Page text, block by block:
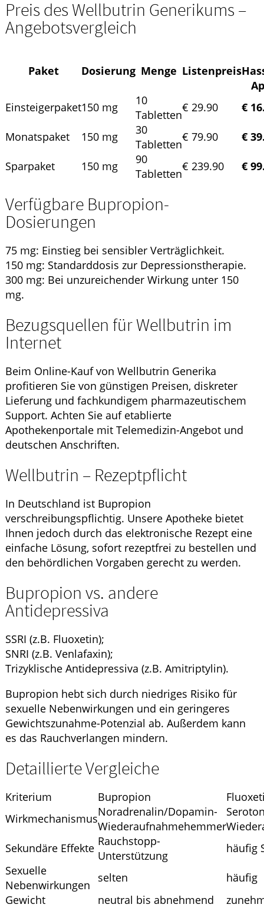
Preis des Wellbutrin Generikums –
Angebotsvergleich
Paket Dosierung Menge Listenpreis
Einsteigerpaket150 mg
10
Tabletten
€ 29.90 €
Monatspaket 150 mg
30
Tabletten
€ 79.90 €
Sparpaket 150 mg
90
Tabletten
€ 239.90 €
Verfügbare Bupropion-
Dosierungen
75 mg: Einstieg bei sensibler Verträglichkeit.
150 mg: Standarddosis zur Depressionstherapie.
300 mg: Bei unzureichender Wirkung unter 150
mg.
Bezugsquellen für Wellbutrin im
Internet
Beim Online-Kauf von Wellbutrin Generika
profitieren Sie von günstigen Preisen, diskreter
Lieferung und fachkundigem pharmazeutischem
Support. Achten Sie auf etablierte
Apothekenportale mit Telemedizin-Angebot und
deutschen Anschriften.
Wellbutrin – Rezeptpflicht
In Deutschland ist Bupropion
verschreibungspflichtig. Unsere Apotheke bietet
Ihnen jedoch durch das elektronische Rezept eine
einfache Lösung, sofort rezeptfrei zu bestellen und
den behördlichen Vorgaben gerecht zu werden.
Bupropion vs. andere
Antidepressiva
SSRI (z.B. Fluoxetin);
SNRI (z.B. Venlafaxin);
Trizyklische Antidepressiva (z.B. Amitriptylin).
Bupropion hebt sich durch niedriges Risiko für
sexuelle Nebenwirkungen und ein geringeres
Gewichtszunahme-Potenzial ab. Außerdem kann
es das Rauchverlangen mindern.
Detaillierte Vergleiche
Kriterium Bupropion
WirkmechanismusNoradrenalin/Dopamin-
Wiederaufnahmehemmer
Sekundäre Effekte Rauchstopp-
Unterstützung
häufig
Sexuelle
Nebenwirkungen
selten
häufig
Gewicht
neutral bis abnehmend